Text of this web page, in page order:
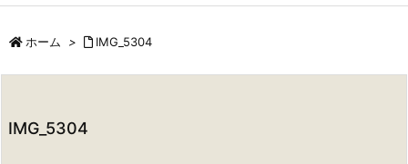
ホーム > IMG_5304
IMG_5304